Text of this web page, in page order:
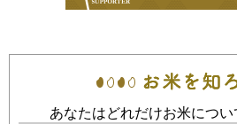
あなたはどれだけお米につい